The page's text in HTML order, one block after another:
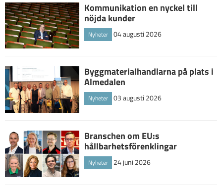
Kommunikation en nyckel till
nöjda kunder
Nyheter 04 augusti 2026
Byggmaterialhandlarna på plats i
Almedalen
Nyheter 03 augusti 2026
Branschen om EU:s
hållbarhetsförenklingar
Nyheter 24 juni 2026